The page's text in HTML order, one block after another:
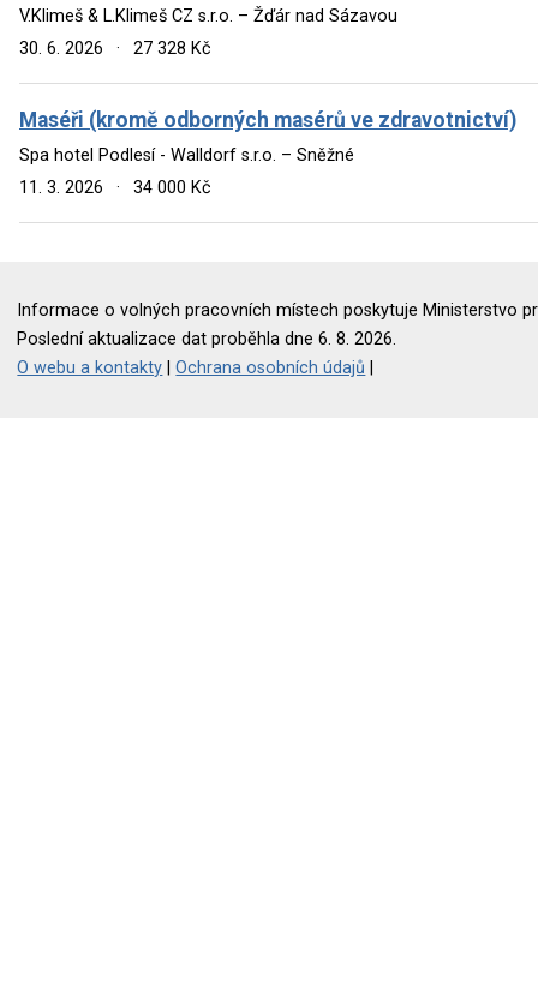
V.Klimeš & L.Klimeš CZ s.r.o. – Žďár nad Sázavou
30. 6. 2026
· 27 328 Kč
Maséři (kromě odborných masérů ve zdravotnictví)
Spa hotel Podlesí - Walldorf s.r.o. – Sněžné
11. 3. 2026
· 34 000 Kč
Informace o volných pracovních místech poskytuje Ministerstvo
Poslední aktualizace dat proběhla dne 6. 8. 2026.
O webu a kontakty |Ochrana osobních údajů